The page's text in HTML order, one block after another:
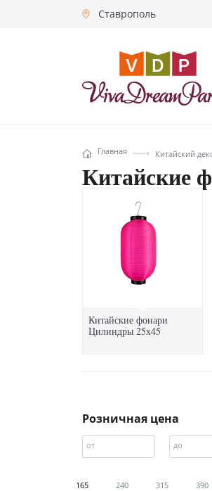
Ставрополь
Главная Китайский
Китайские
Китайские фонари
Цилиндры 25х45
Розничная цена
от до
165 240 315 390